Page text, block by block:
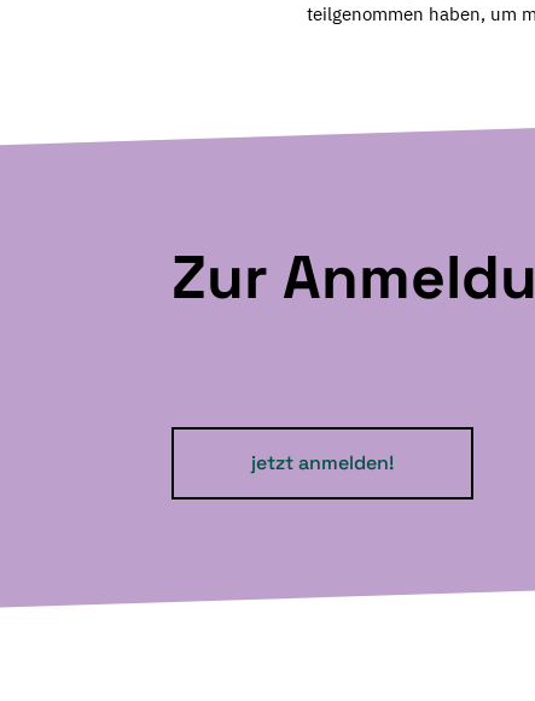
teilgenommen haben, um
Zur
jetzt anmelden!